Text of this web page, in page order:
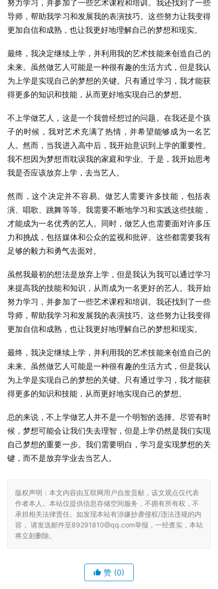
努力学习，并参加了一些艺术课程和培训。我还找到了一些
导师，帮助我学习和发展我的表演技巧。这些努力让我变得
更加自信和成熟，也让我更好地理解自己的梦想和现实。
最终，我决定继续上学，并利用我的艺术技能来创造自己的
未来。虽然做艺人可能是一种很有趣的生活方式，但是我认
为上学是实现自己的梦想的关键。只有通过学习，我才能获
得更多的知识和技能，从而更好地实现自己的梦想。
不上学做艺人，这是一个我曾经想过的问题。在我还是个孩
子的时候，我对艺术充满了热情，并希望能够成为一名艺
人。然而，当我进入高中后，我开始意识到上学的重要性。
我不想因为梦想而耽误我的家庭和学业。于是，我开始思考
我是否应该放弃上学，去当艺人。
然而，这个决定并不容易。做艺人需要许多技能，包括表
演、唱歌、跳舞等等。我需要不断地学习和实践这些技能，
才能成为一名优秀的艺人。同时，做艺人也需要面对许多压
力和挑战，包括媒体和公众的监视和批评。这些都需要我有
足够的毅力和勇气去面对。
虽然我最初的想法是放弃上学，但是我认为我可以通过学习
来提高我的技能和知识，从而成为一名更好的艺人。我开始
努力学习，并参加了一些艺术课程和培训。我还找到了一些
导师，帮助我学习和发展我的表演技巧。这些努力让我变得
更加自信和成熟，也让我更好地理解自己的梦想和现实。
最终，我决定继续上学，并利用我的艺术技能来创造自己的
未来。虽然做艺人可能是一种很有趣的生活方式，但是我认
为上学是实现自己的梦想的关键。只有通过学习，我才能获
得更多的知识和技能，从而更好地实现自己的梦想。
总的来说，不上学做艺人并不是一个明智的选择。尽管有时
候，梦想可能会让我们失去理智，但是上学仍然是我们实现
自己梦想的重要一步。我们需要明白，学习是实现梦想的关
键，而不是放弃学业去当艺人。
版权声明：本文内容由互联网用户自发贡献，该文观点仅代表
作者本人。本站仅提供信息存储空间服务，不拥有所有权，不
承担相关法律责任。如发现本站有涉嫌抄袭侵权/违法违规的内
容， 请发送邮件至89291810@qq.com举报，一经查实，本站
将立刻删除。
赞 (0)